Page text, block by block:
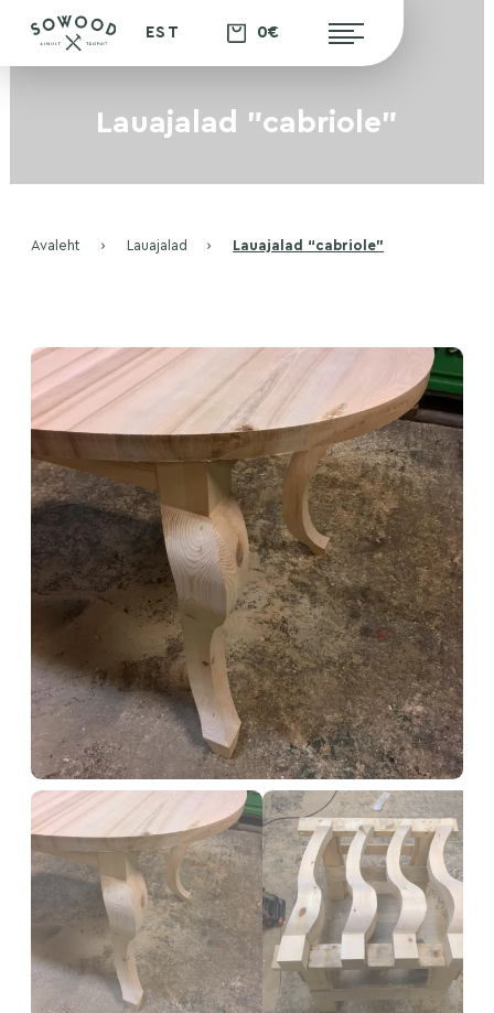
EST 0€
Lauajalad "cabriole"
Avaleht › Lauajalad › Lauajalad “cabriole”